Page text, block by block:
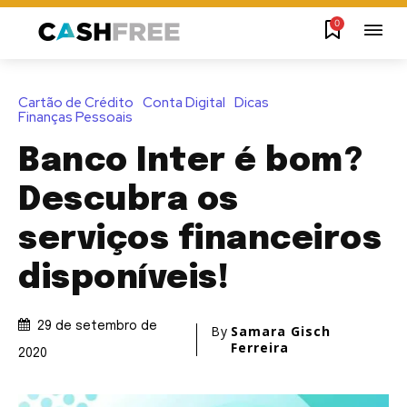
0
Cartão de Crédito Conta Digital Dicas
Finanças Pessoais
Banco Inter é bom?
Descubra os
serviços financeiros
disponíveis!
29 de setembro de
2020
By Samara Gisch
Ferreira